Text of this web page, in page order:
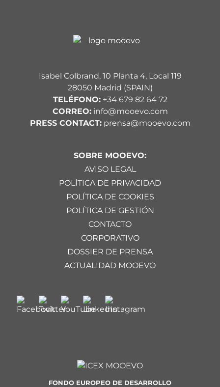
Isabel Colbrand, 10 Planta 4, Local 119
28050 Madrid (SPAIN)
TELÉFONO:+34 679 82 64 72
CORREO:info@mooevo.com
PRESS CONTACT:prensa@mooevo.com
SOBRE MOOEVO:
AVISO LEGAL
POLÍTICA DE PRIVACIDAD
POLÍTICA DE COOKIES
POLÍTICA DE GESTIÓN
CONTACTO
CORPORATIVO
DOSSIER DE PRENSA
ACTUALIDAD MOOEVO
FONDO EUROPEO DE DESARROLLO